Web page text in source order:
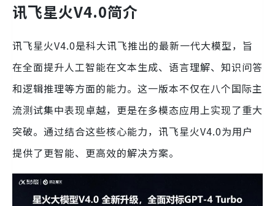
讯飞星火V4.0简介
讯飞星火V4.0是科大讯飞推出的最新一代大模型，旨
在全面提升人工智能在文本生成、语言理解、知识问答
和逻辑推理等方面的能力。这一版本不仅在八个国际主
流测试集中表现卓越，更是在多模态应用上实现了重大
突破。通过结合这些核心能力，讯飞星火V4.0为用户
提供了更智能、更高效的解决方案。